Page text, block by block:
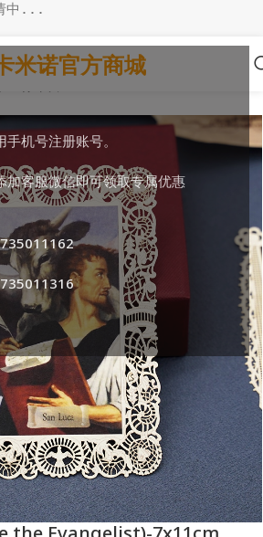
机号注册账号。
加客服微信即可领取专属优惠
中...
米诺官方商城